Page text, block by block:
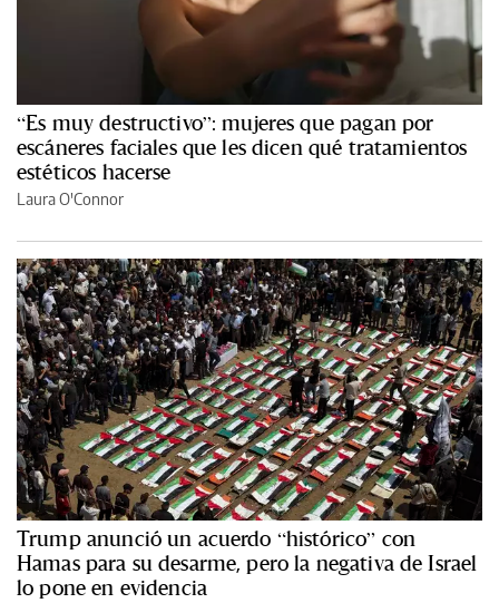
“Es muy destructivo”: mujeres que pagan por
escáneres faciales que les dicen qué tratamientos
estéticos hacerse
Laura O'Connor
Trump anunció un acuerdo “histórico” con
Hamas para su desarme, pero la negativa de Israel
lo pone en evidencia